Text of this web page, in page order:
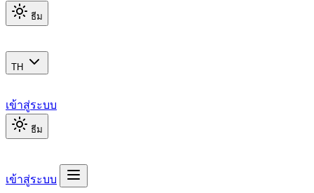
ธีม
TH
เข้าสู่ระบบ
ธีม
เข้าสู่ระบบ